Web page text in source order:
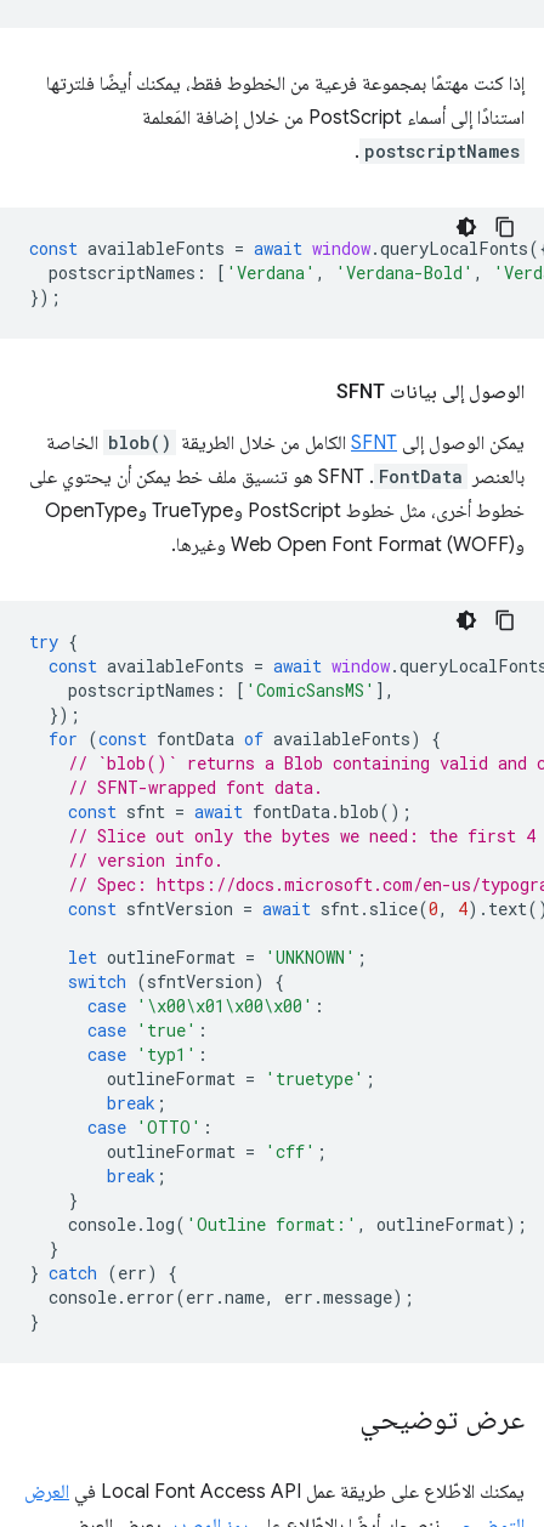
إذا كنت مهتمًا بمجموعة فرعية من الخطوط فقط، يمكنك أيضًا فلترتها
استنادًا إلى أسماء PostScript من خلال إضافة المَعلمة
postscriptNames
.
const availableFonts = await window.queryLocalFonts
postscriptNames : [ 'Verdana' , 'Verdana-Bold' ,
});
الوصول إلى بيانات SFNT
يمكن الوصول إلى SFNT الكامل من خلال الطريقة blob() الخاصة
بالعنصر
FontData
. ‫SFNT هو تنسيق ملف خط يمكن أن يحتوي على
خطوط أخرى، مثل خطوط PostScript وTrueType وOpenType
وWeb Open Font Format (WOFF) وغيرها.
try {
const availableFonts = await window.
postscriptNames : [ 'ComicSansMS' ],
});
for (const fontData of availableFonts)
{
// `blob()` returns a Blob containing valid and
// SFNT-wrapped font data.
const sfnt = await fontData.blob();
// Slice out only the bytes we need: the first 4
// version info.
// Spec: https://docs.microsoft.com/en-us/
const sfntVersion = await sfnt. slice(0, 4). text
let outlineFormat = 'UNKNOWN' ;
switch (sfntVersion)
{
case '\x00\x01\x00\x00' :
case 'true' :
case 'typ1' :
outlineFormat = 'truetype' ;
break ;
case 'OTTO' :
outlineFormat = 'cff' ;
break ;
}
console. log( 'Outline format:' , outlineFormat);
}
} catch (err)
{
console. error(err .name, err .message);
}
عرض توضيحي
يمكنك الاطّلاع على طريقة عمل Local Font Access API في
العرض